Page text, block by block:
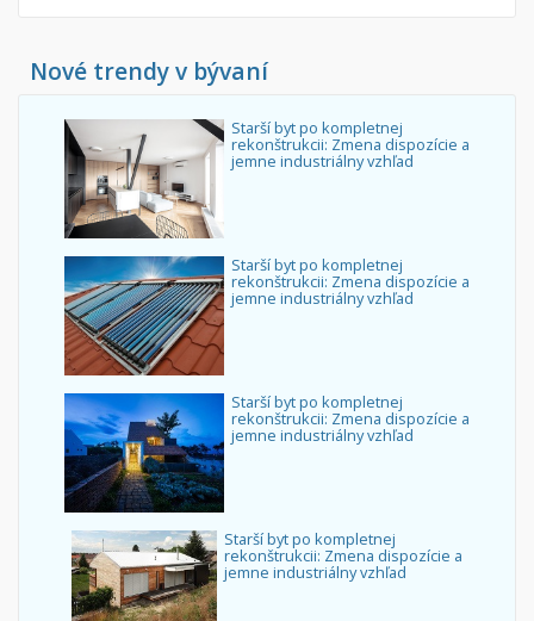
Nové trendy v bývaní
Starší byt po kompletnej
rekonštrukcii: Zmena dispozície a
jemne industriálny vzhľad
Starší byt po kompletnej
rekonštrukcii: Zmena dispozície a
jemne industriálny vzhľad
Starší byt po kompletnej
rekonštrukcii: Zmena dispozície a
jemne industriálny vzhľad
Starší byt po kompletnej
rekonštrukcii: Zmena dispozície a
jemne industriálny vzhľad